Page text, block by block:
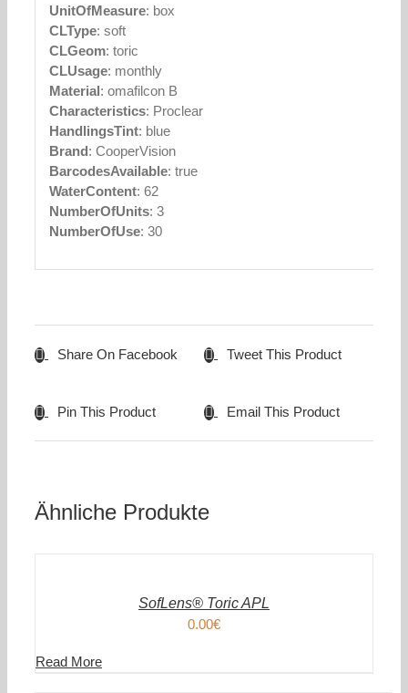
UnitOfMeasure: box
CLType: soft
CLGeom: toric
CLUsage: monthly
Material: omafilcon B
Characteristics: Proclear
HandlingsTint: blue
Brand: CooperVision
BarcodesAvailable: true
WaterContent: 62
NumberOfUnits: 3
NumberOfUse: 30
Share On Facebook Tweet This Product
Pin This Product Email This Product
Ähnliche Produkte
SofLens® Toric APL
0.00€
Read More